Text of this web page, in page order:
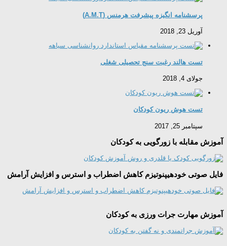
پرسشنامه انگیزه پیشرفت هرمنس (A.M.T)
آوریل 23, 2018
تست هالند رغبت سنج تحصیلی شغلی
جولای 4, 2018
تست هوش ریون کودکان
سپتامبر 25, 2017
آموزش مقابله با زورگویی به کودکان
فایل صوتی خودهیپنوتیزم کاهش اضطراب و استرس و افزایش آرامش
آموزش مهارت جرات ورزی به کودکان